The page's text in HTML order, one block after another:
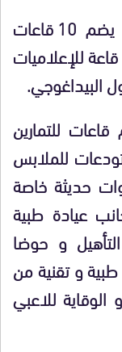
القطب البيداغوجي –المدرسي-: يضم 10 قاعات
للإعلاميات
البيداغوجي.
للتمارين
البدنية و 04 مستودعات للملابس
حديثة خاصة
عيادة طبية
و حوضا
و تقنية من
للاعبي